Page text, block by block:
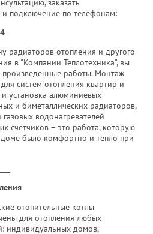
подключение по телефонам:
радиаторов отопления и другого
в "Компании Теплотехника", вы
произведенные работы. Монтаж
систем отопления квартир и
установка алюминиевых
и биметаллических радиаторов,
водонагревателей
счетчиков – это работа, которую
было комфортно и тепло при
отопительные котлы
для отопления любых
индивидуальных домов,